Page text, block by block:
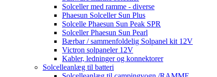
Solceller med ramme - diverse
Phaesun Solceller Sun Plus
Solcelle Phaesun Sun Peak SPR
Solceller Phaesun Sun Pearl
Bærbar / sammenfoldelig Solpanel kit 12V
Victron solpaneler 12V
Kabler, ledninger og konnektorer
Solcelleanlæg til batteri